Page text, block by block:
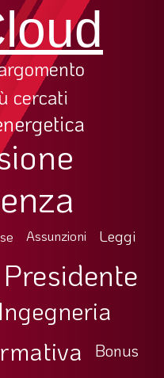
cercati
Assunzioni Leggi
Presidente
Ingegneria
Bonus